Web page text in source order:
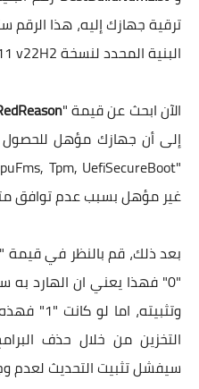
البنية المحدد لنسخة Windows 11 v22H2.
الآن ابحث عن قيمة "
غير مؤهل بسبب عدم توافق
بعد ذلك، قم بالنظر في قيمة "
"0" فهذا يعني ان الهارد به
وتثبيته،
التخزين من خلال حذف
سيفشل تثبيت التحديث لعدم